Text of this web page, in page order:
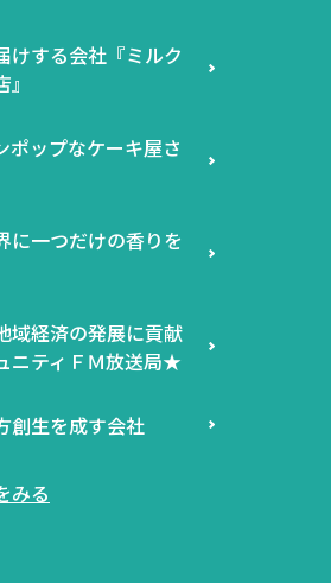
けする会社『ミルク
ポップなケーキ屋さ
に一つだけの香りを
域経済の発展に貢献
ニティＦＭ放送局★
創生を成す会社
みる